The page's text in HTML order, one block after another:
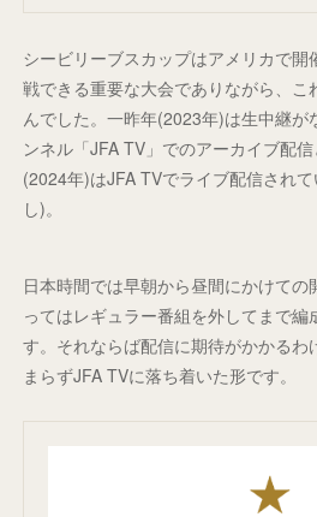
シービリーブスカップはアメリカで
戦できる重要な大会でありながら、
んでした。一昨年(2023年)は生中継が
ンネル「JFA TV」でのアーカイブ配
(2024年)はJFA TVでライブ配信され
し)。
日本時間では早朝から昼間にかけての
ってはレギュラー番組を外してまで
す。それならば配信に期待がかかる
まらずJFA TVに落ち着いた形です。